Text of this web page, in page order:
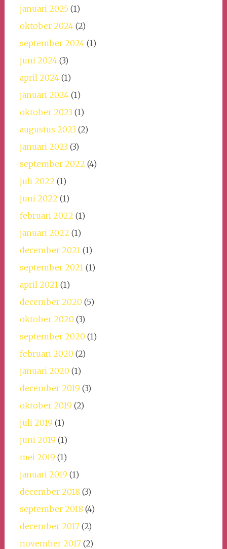
januari 2025(1)
oktober 2024(2)
september 2024(1)
juni 2024(3)
april 2024(1)
januari 2024(1)
oktober 2023(1)
augustus 2023(2)
januari 2023(3)
september 2022 (4)
juli 2022 (1)
juni 2022 (1)
februari 2022 (1)
januari 2022 (1)
december 2021(1)
september 2021(1)
april 2021(1)
december 2020 (5)
oktober 2020 (3)
september 2020 (1)
februari 2020 (2)
januari 2020 (1)
december 2019 (3)
oktober 2019 (2)
juli 2019 (1)
juni 2019 (1)
mei 2019 (1)
januari 2019 (1)
december 2018 (3)
september 2018 (4)
december 2017(2)
november 2017(2)